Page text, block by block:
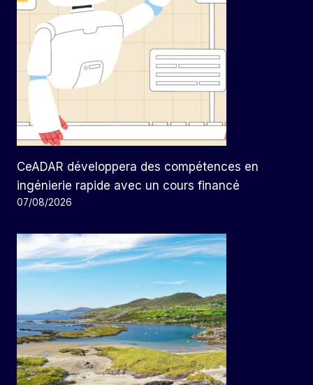
CeADAR développera des compétences en
ingénierie rapide avec un cours financé
07/08/2026